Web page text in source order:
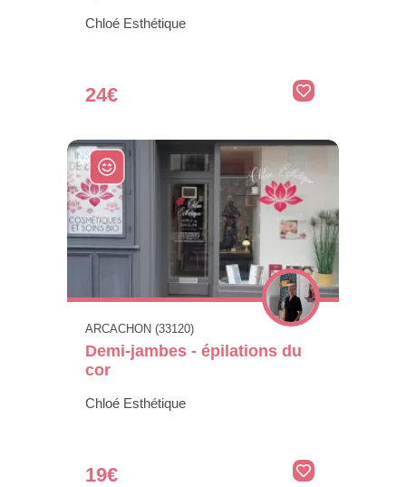
Chloé Esthétique
24€
ARCACHON (33120)
Demi-jambes - épilations du
cor
Chloé Esthétique
19€